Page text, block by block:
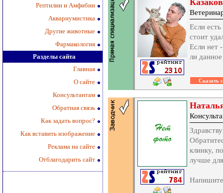
Рептилии и Амфибии
Аквариумистика
Другие животные
Фармакология
Разделы сайта
Главная
О сайте
Консультантам
Обратная связь
Как задать вопрос?
Как вставить изображение
Реклама на сайте
Отблагодарить сайт
Если
стоит
Если нет
ли
клинку,
лучше
Напишите